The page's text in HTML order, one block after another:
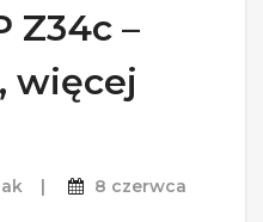
Z34c –
więcej
8 czerwca